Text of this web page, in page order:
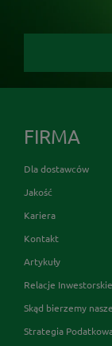
FIRMA
Dla dostawców
Jakość
Kariera
Kontakt
Artykuły
Relacje Inwestorskie
Skąd bierzemy
Strategia